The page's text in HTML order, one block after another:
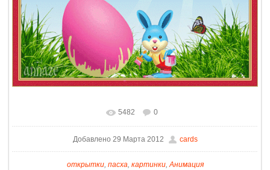
5482 0
Добавлено 29 Марта 2012 cards
открытки, пасха картинки, Анимация